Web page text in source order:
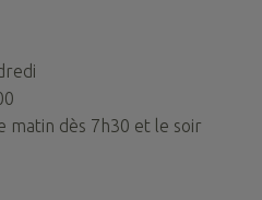
matin dès 7h30 et le soir